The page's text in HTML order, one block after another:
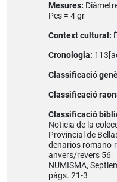
Mesures:
Pes = 4 gr
Context cultural:
Cronologia:
Classificació
Classificació
Classificació
Noticia de la
Provincial de
denarios romano-
anvers/revers 56
NUMISMA,
pàgs. 21-3